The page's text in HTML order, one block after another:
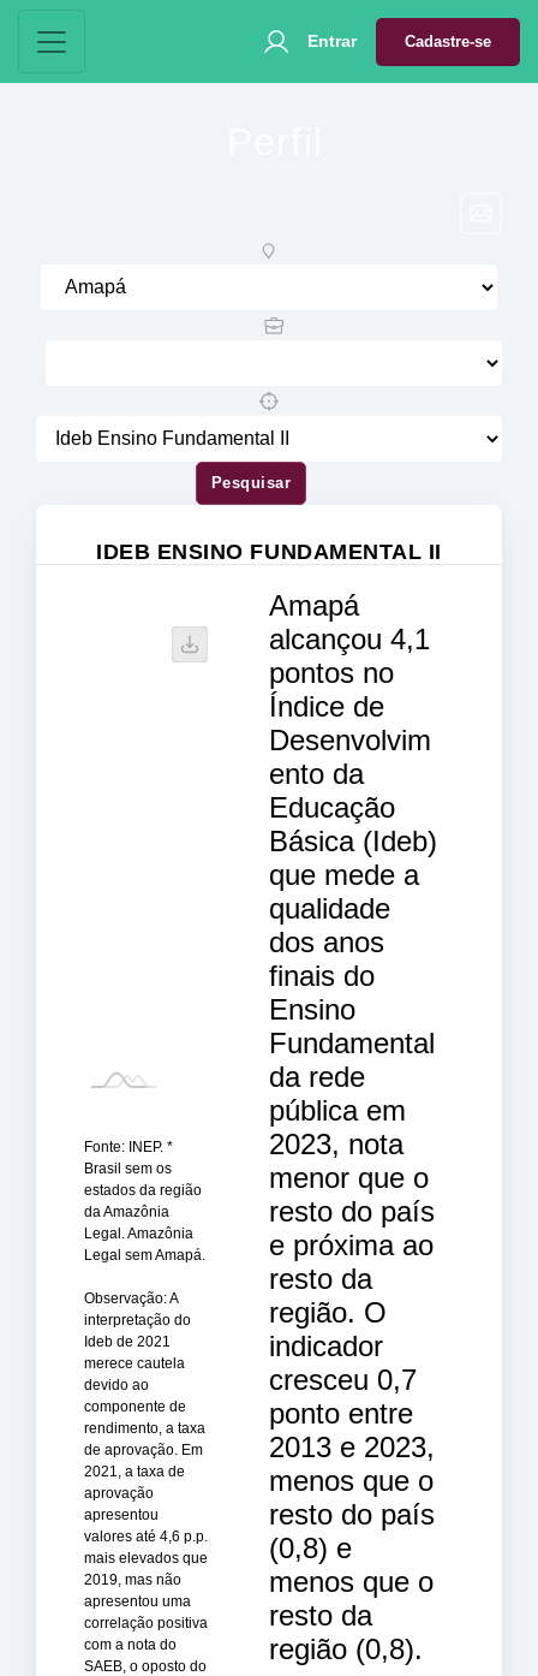
Entrar Cadastre-se
Pesquisar
IDEB ENSINO FUNDAMENTAL II
Fonte: INEP. *
Brasil sem os
estados da região
da Amazônia
Legal. Amazônia
Legal sem Amapá.
Observação: A
interpretação do
Ideb de 2021
merece cautela
devido ao
componente de
rendimento, a taxa
de aprovação. Em
2021, a taxa de
aprovação
apresentou
valores até 4,6 p.p.
mais elevados que
2019, mas não
apresentou uma
correlação positiva
com a nota do
SAEB, o oposto do
Amapá
alcançou 4,1
pontos no
Índice de
Desenvolvim
ento da
Educação
Básica (Ideb)
que mede a
qualidade
dos anos
finais do
Ensino
Fundamental
da rede
pública em
2023, nota
menor que o
resto do país
e próxima ao
resto da
região. O
indicador
cresceu 0,7
ponto entre
2013 e 2023,
menos que o
resto do país
(0,8) e
menos que o
resto da
região (0,8).